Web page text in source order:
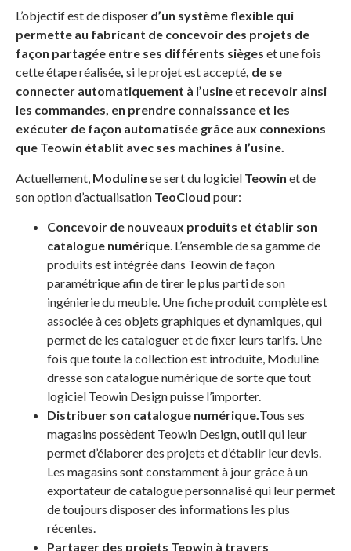
L’objectif est de disposer d’un système flexible qui
permette au fabricant de concevoir des projets de
façon partagée entre ses différents sièges et une fois
cette étape réalisée, si le projet est accepté, de se
connecter automatiquement à l’usineet recevoir ainsi
les commandes, en prendre connaissance et les
exécuter de façon automatisée grâce aux connexions
que Teowin établit avec ses machines à l’usine.
Actuellement, Modulinese sert du logiciel Teowin et de
son option d’actualisation TeoCloud pour:
Concevoir de nouveaux produits et établir son
catalogue numérique. L’ensemble de sa gamme de
produits est intégrée dans Teowin de façon
paramétrique afin de tirer le plus parti de son
ingénierie du meuble. Une fiche produit complète est
associée à ces objets graphiques et dynamiques, qui
permet de les cataloguer et de fixer leurs tarifs. Une
fois que toute la collection est introduite, Moduline
dresse son catalogue numérique de sorte que tout
logiciel Teowin Design puisse l’importer.
Distribuer son catalogue numérique.Tous ses
magasins possèdent Teowin Design, outil qui leur
permet d’élaborer des projets et d’établir leur devis.
Les magasins sont constamment à jour grâce à un
exportateur de catalogue personnalisé qui leur permet
de toujours disposer des informations les plus
récentes.
Partager des projets Teowin à travers